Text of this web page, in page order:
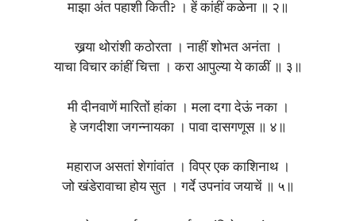
माझा अंत पहाशी किती? । हें कांहीं कळेना ॥ २॥
खर्‍या थोरांशी कठोरता । नाहीं शोभत अनंता ।
याचा विचार कांहीं चित्ता । करा आपुल्या ये काळीं ॥ ३॥
मी दीनवाणें मारितों हांका । मला दगा देऊं नका ।
हे जगदीशा जगन्नायका । पावा दासगणूस ॥ ४॥
महाराज असतां शेगांवांत । विप्र एक काशिनाथ ।
जो खंडेरावाचा होय सुत । गर्दे उपनांव जयाचें ॥ ५॥